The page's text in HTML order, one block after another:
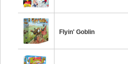
Flyin' Goblin